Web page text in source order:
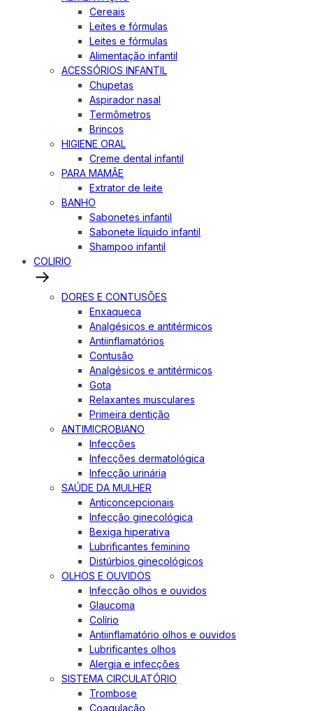
Cereais
Leites e fórmulas
Leites e fórmulas
Alimentação infantil
ACESSÓRIOS INFANTIL
Chupetas
Aspirador nasal
Termômetros
Brincos
HIGIENE ORAL
Creme dental infantil
PARA MAMÃE
Extrator de leite
BANHO
Sabonetes infantil
Sabonete líquido infantil
Shampoo infantil
COLIRIO
DORES E CONTUSÕES
Enxaqueca
Analgésicos e antitérmicos
Antiinflamatórios
Contusão
Analgésicos e antitérmicos
Gota
Relaxantes musculares
Primeira dentição
ANTIMICROBIANO
Infecções
Infecções dermatológica
Infecção urinária
SAÚDE DA MULHER
Anticoncepcionais
Infecção ginecológica
Bexiga hiperativa
Lubrificantes feminino
Distúrbios ginecológicos
OLHOS E OUVIDOS
Infecção olhos e ouvidos
Glaucoma
Colírio
Antiinflamatório olhos e ouvidos
Lubrificantes olhos
Alergia e infecções
SISTEMA CIRCULATÓRIO
Trombose
Coagulação